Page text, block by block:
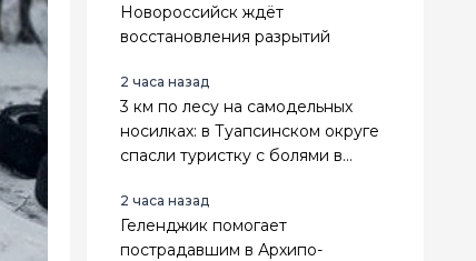
Новороссийск ждёт
восстановления разрытий
2 часа назад
3 км по лесу на самодельных
носилках: в Туапсинском округе
спасли туристку с болями в
2 часа назад
Геленджик помогает
пострадавшим в Архипо-